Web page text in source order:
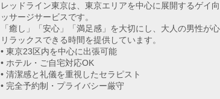
レッドライン東京は、東京エリアを中心に展開するゲイ
ッサージサービスです。
「癒し」「安心」「満足感」を大切にし、大人の男性が
リラックスできる時間を提供しています。
• 東京23区内を中心に出張可能
• ホテル・ご自宅対応OK
• 清潔感と礼儀を重視したセラピスト
• 完全予約制・プライバシー厳守